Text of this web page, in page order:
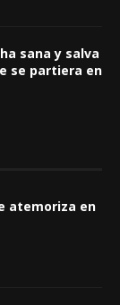
sana y salva
se partiera en
atemoriza en